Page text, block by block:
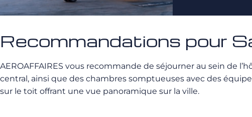
Recommandations pour
AEROAFFAIRES vous recommande de séjourner au sein de
central, ainsi que des chambres somptueuses avec des
sur le toit offrant une vue panoramique sur la ville.